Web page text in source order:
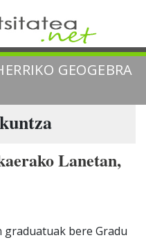
GEOGEBRA
Lanetan,
graduatuak bere Gradu